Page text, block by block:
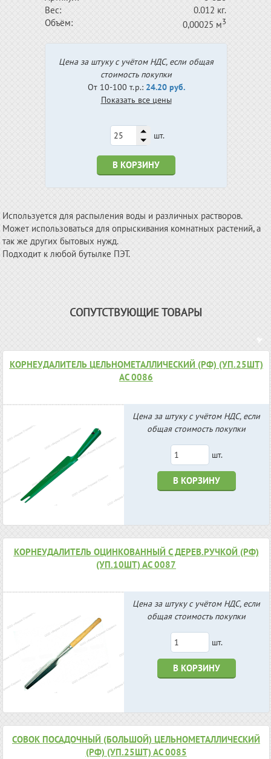
Вес:
0.012 кг.
Объём:
0,00025 м3
Цена за штуку с учётом НДС, если общая
стоимость покупки
От 10-100 т.р.: 24.20 руб.
Показать все цены
шт.
В КОРЗИНУ
Используется для распыления воды и различных растворов.
Может использоваться для опрыскивания комнатных растений, а
так же других бытовых нужд.
Подходит к любой бутылке ПЭТ.
СОПУТСТВУЮЩИЕ ТОВАРЫ
КОРНЕУДАЛИТЕЛЬ ЦЕЛЬНОМЕТАЛЛИЧЕСКИЙ (РФ) (УП.25ШТ)
АС 0086
Цена за штуку с учётом НДС, если
общая стоимость покупки
шт.
В КОРЗИНУ
КОРНЕУДАЛИТЕЛЬ ОЦИНКОВАННЫЙ С ДЕРЕВ.РУЧКОЙ (РФ)
(УП.10ШТ) АС 0087
Цена за штуку с учётом НДС, если
общая стоимость покупки
шт.
В КОРЗИНУ
СОВОК ПОСАДОЧНЫЙ (БОЛЬШОЙ) ЦЕЛЬНОМЕТАЛЛИЧЕСКИЙ
(РФ) (УП.25ШТ) АС 0085